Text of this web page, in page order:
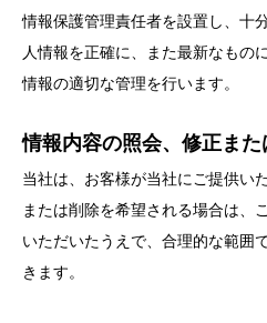
情報保護管理責任者を設置し、十
人情報を正確に、また最新なもの
情報の適切な管理を行います。
情報内容の照会、修正また
当社は、お客様が当社にご提供い
または削除を希望される場合は、
いただいたうえで、合理的な範囲
きます。